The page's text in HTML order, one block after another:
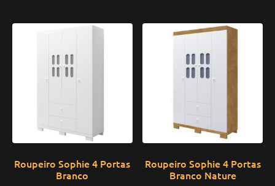
Roupeiro Sophie 4 Portas
Branco
Roupeiro Sophie 4 Portas
Branco Nature